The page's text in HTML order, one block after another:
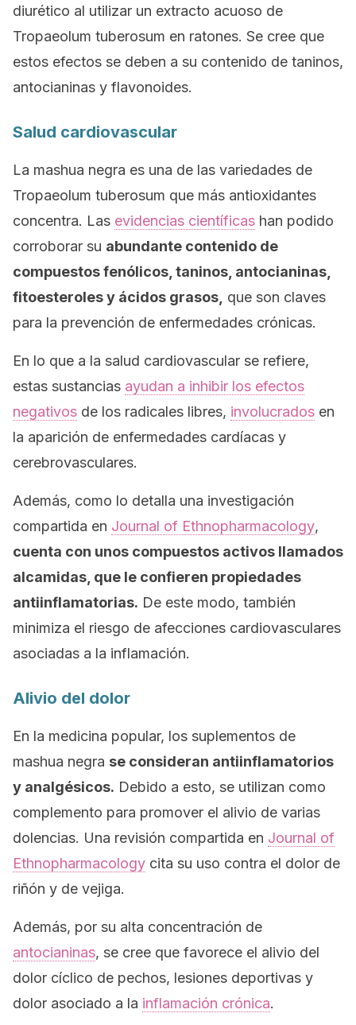
diurético al utilizar un extracto acuoso de
Tropaeolum tuberosum en ratones. Se cree que
estos efectos se deben a su contenido de taninos,
antocianinas y flavonoides.
Salud cardiovascular
La mashua negra es una de las variedades de
Tropaeolum tuberosum que más antioxidantes
concentra. Las evidencias científicas han podido
corroborar su abundante contenido de
compuestos fenólicos, taninos, antocianinas,
fitoesteroles y ácidos grasos, que son claves
para la prevención de enfermedades crónicas.
En lo que a la salud cardiovascular se refiere,
estas sustancias ayudan a inhibir los efectos
negativos de los radicales libres, involucrados en
la aparición de enfermedades cardíacas y
cerebrovasculares.
Además, como lo detalla una investigación
compartida en Journal of Ethnopharmacology,
cuenta con unos compuestos activos llamados
alcamidas , que le confieren propiedades
antiinflamatorias. De este modo, también
minimiza el riesgo de afecciones cardiovasculares
asociadas a la inflamación.
Alivio del dolor
En la medicina popular, los suplementos de
mashua negra se consideran antiinflamatorios
y analgésicos. Debido a esto, se utilizan como
complemento para promover el alivio de varias
dolencias. Una revisión compartida en Journal of
Ethnopharmacology cita su uso contra el dolor de
riñón y de vejiga.
Además, por su alta concentración de
antocianinas, se cree que favorece el alivio del
dolor cíclico de pechos, lesiones deportivas y
dolor asociado a la inflamación crónica.